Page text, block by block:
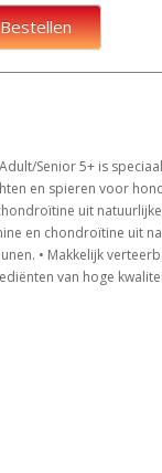
Bestellen
Senior 5+ is
en spieren voor
uit
en chondroïtine uit
• Makkelijk
van hoge